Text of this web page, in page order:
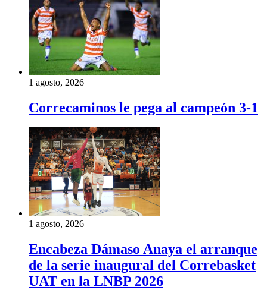
1 agosto, 2026
Correcaminos le pega al campeón 3-1
1 agosto, 2026
Encabeza Dámaso Anaya el arranque
de la serie inaugural del Correbasket
UAT en la LNBP 2026